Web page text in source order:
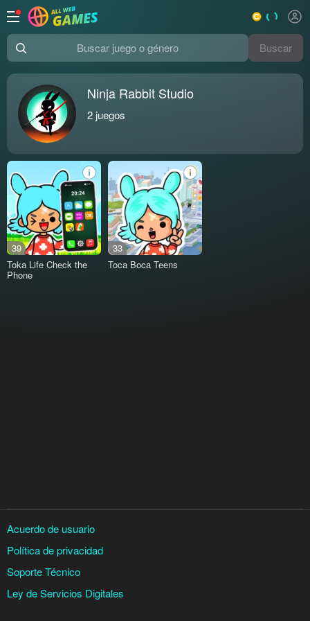
Buscar juego o género Buscar
Ninja Rabbit Studio
2 juegos
39
Toka Life Check the
Phone
33
Toca Boca Teens
Acuerdo de usuario
Política de privacidad
Soporte Técnico
Ley de Servicios Digitales